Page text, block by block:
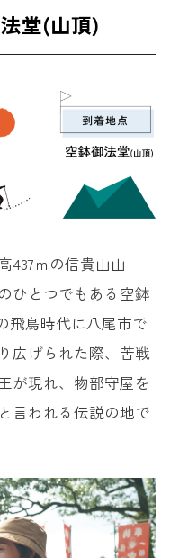
堂(山頂)
437ｍの信貴山山
ひとつでもある空鉢
飛鳥時代に八尾市で
広げられた際、苦戦
が現れ、物部守屋を
言われる伝説の地で